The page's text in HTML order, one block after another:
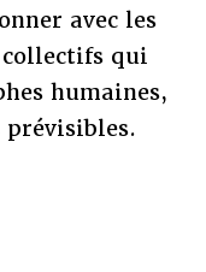
avec les
collectifs qui
humaines,